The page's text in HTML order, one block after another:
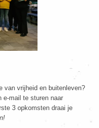
van vrijheid en buitenleven?
e-mail te sturen naar
3 opkomsten draai je